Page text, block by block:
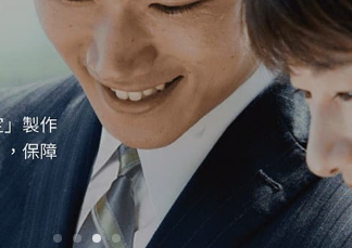
年 07月 成交
四維天廈
新竹市新竹市四維路
115 月 成交
菁英典藏
新竹市新竹市慈祥路